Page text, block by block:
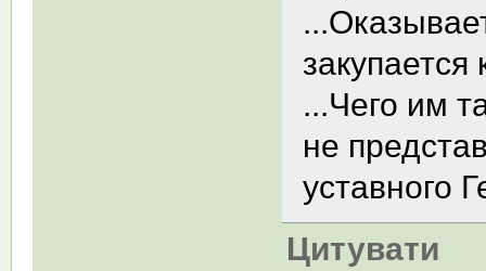
...Чего им
не
уставного
Цитувати